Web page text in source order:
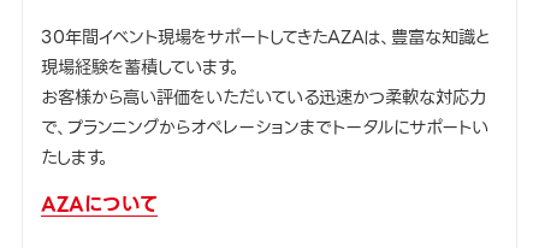
30年間イベント現場をサポートしてきたAZAは、豊富な知識と
現場経験を蓄積しています。
お客様から高い評価をいただいている迅速かつ柔軟な対応力
で、プランニングからオペレーションまでトータルにサポートい
たします。
AZAについて